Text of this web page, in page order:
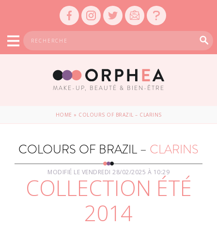
MAKE-UP, BEAUTÉ & BIEN-ÊTRE
HOME » COLOURS OF BRAZIL – CLARINS
COLOURS OF BRAZIL – CLARINS
MODIFIÉ LE VENDREDI 28/02/2025 À 10:29
COLLECTION ÉTÉ
2014